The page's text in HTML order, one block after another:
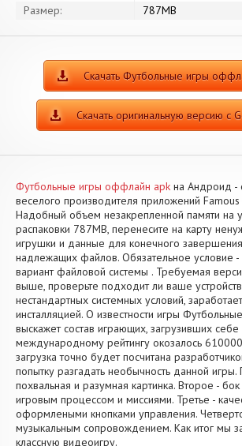
Размер:
787MB
Скачать Футбольные игры
Скачать оригинальную версию с
Футбольные игры оффлайн apk на Андроид -
веселого производителя приложений
Надобный объем незакрепленной памяти на
распаковки 787MB, перенесите на карту
игрушки и данные для конечного
надлежащих файлов. Обязательное условие -
вариант файловой системы . Требуемая
выше, проверьте подходит ли ваше
нестандартных системных условий,
инсталляцией. О известности игры
выскажет состав играющих, загрузивших
международному рейтингу окозалось
загрузка точно будет посчитана
попытку разгадать необычность данной
похвальная и разумная картинка. Второе -
игровым процессом и миссиями. Третье -
оформлеными кнопками управления.
музыкальным сопровождением. Как итог мы
классную видеоигру.